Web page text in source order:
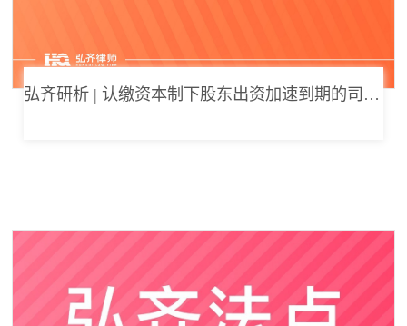
弘齐研析 | 认缴资本制下股东出资加速到期的司法边界与例外体系